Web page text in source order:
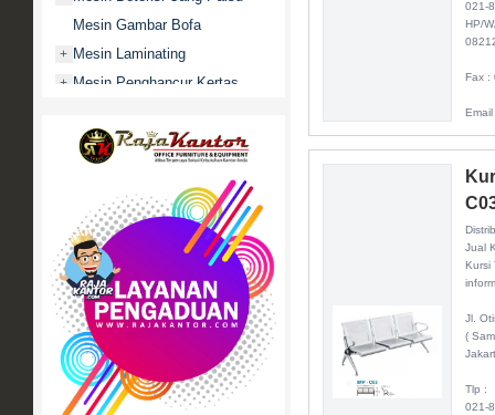
Mesin Gambar Bofa
+ Mesin Laminating
+ Mesin Penghancur Kertas
Mobile File / Roll O Pack
Movitex
Paper Cutter
Partisi Kantor
Promo
+ Rak Serbaguna
+ Ranjang Besi
+ Sofa Kantor
+ Springbed
White Board / Papan Tulis
021-
HP/
Fax :
Jual
Kursi
Jl.
(
Tlp :
021-